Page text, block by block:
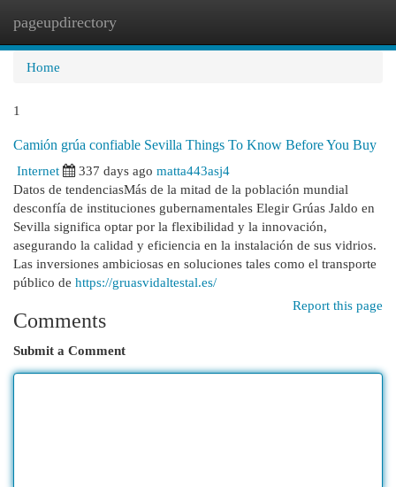
pageupdirectory
Home
1
Camión grúa confiable Sevilla Things To Know Before You Buy
Internet
337 days ago matta443asj4
Datos de tendenciasMás de la mitad de la población mundial
desconfía de instituciones gubernamentales Elegir Grúas Jaldo en
Sevilla significa optar por la flexibilidad y la innovación,
asegurando la calidad y eficiencia en la instalación de sus vidrios.
Las inversiones ambiciosas en soluciones tales como el transporte
público de https://gruasvidaltestal.es/
Report this page
Comments
Submit a Comment